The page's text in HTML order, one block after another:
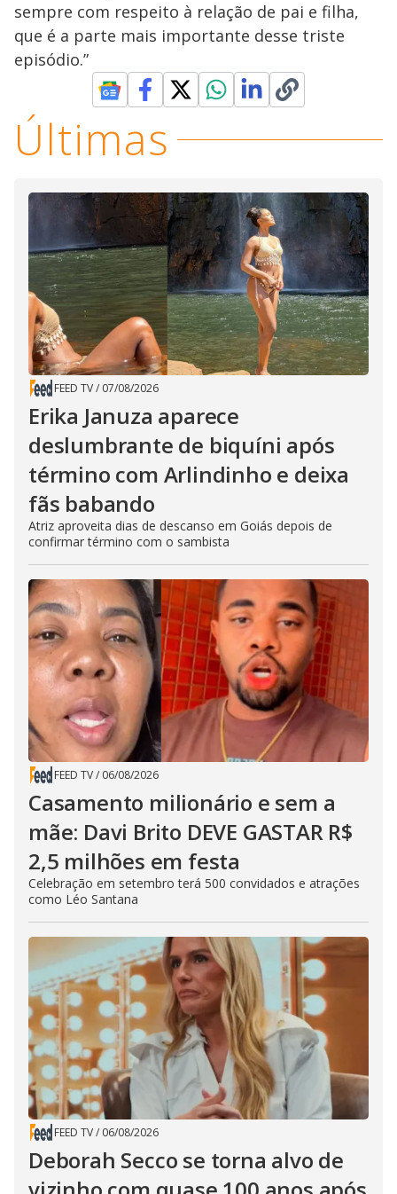
sempre com respeito à relação de pai e filha,
que é a parte mais importante desse triste
episódio.”
Últimas
FEED TV/ 07/08/2026
Erika Januza aparece
deslumbrante de biquíni após
término com Arlindinho e deixa
fãs babando
Atriz aproveita dias de descanso em Goiás depois de
confirmar término com o sambista
FEED TV/ 06/08/2026
Casamento milionário e sem a
mãe: Davi Brito DEVE GASTAR R$
2,5 milhões em festa
Celebração em setembro terá 500 convidados e atrações
como Léo Santana
FEED TV/ 06/08/2026
Deborah Secco se torna alvo de